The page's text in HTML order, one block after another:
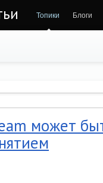
Топики Блоги
может